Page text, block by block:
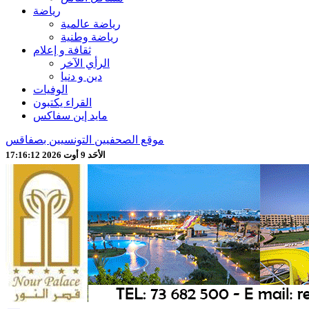
رياضة
رياضة عالمية
رياضة وطنية
ثقافة و إعلام
الرأي الآخر
دين و دنيا
الوفيات
القراء يكتبون
مايد إين سفاكس
موقع الصحفيين التونسيين بصفاقس
الأحَد 9 أوت 2026 17:16:14